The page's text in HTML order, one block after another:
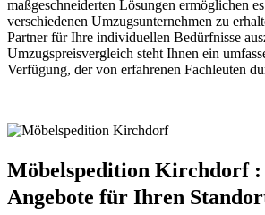
maßgeschneiderten Lösungen ermöglichen
verschiedenen Umzugsunternehmen zu
Partner für Ihre individuellen Bedürfnisse
Umzugspreisvergleich steht Ihnen ein
Verfügung, der von erfahrenen Fachleuten
Möbelspedition Kirchdorf :
Angebote für Ihren